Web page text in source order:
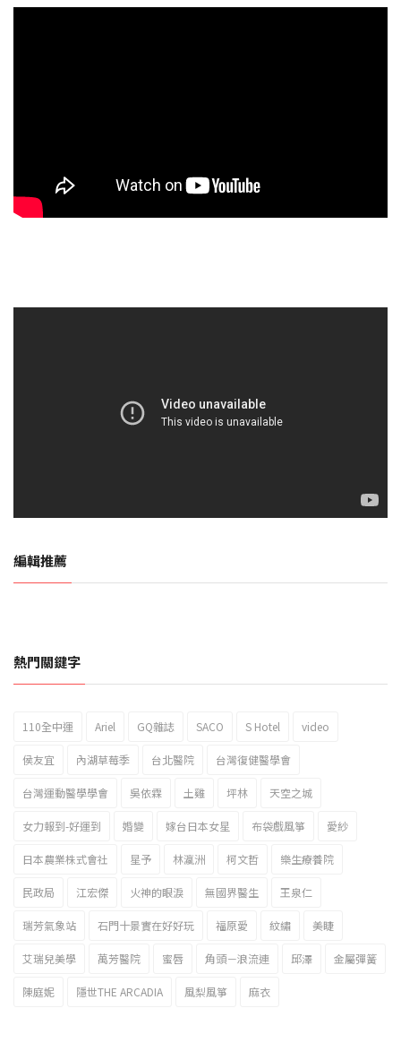
編輯推薦
2023新北市北海岸國際風箏節「風在石起」霸氣回歸
熱門關鍵字
110全中運 Ariel GQ雜誌 SACO S Hotel video
侯友宜 內湖草莓季 台北醫院 台灣復健醫學會
台灣運動醫學學會 吳依霖 土雞 坪林 天空之城
女力報到-好運到 婚變 嫁台日本女星 布袋戲風箏 愛紗
日本農業株式會社 星予 林瀛洲 柯文哲 樂生療養院
民政局 江宏傑 火神的眼淚 無國界醫生 王泉仁
瑞芳氣象站 石門十景實在好好玩 福原愛 紋繡 美睫
艾瑞兒美學 萬芳醫院 蜜唇 角頭－浪流連 邱澤 金屬彈簧
陳庭妮 隱世THE ARCADIA 風梨風箏 麻衣